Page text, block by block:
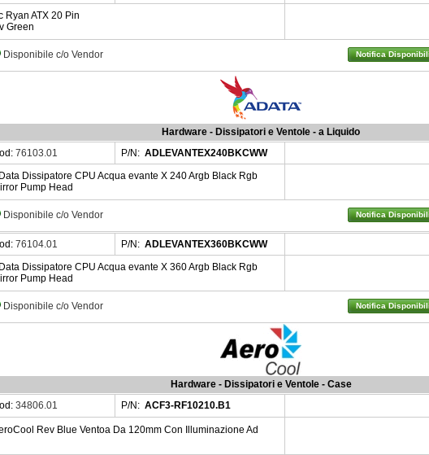
Ryan ATX 20 Pin
Green
Disponibile c/o Vendor
Notifica
Hardware - Dissipatori e Ventole - a Liquido
76103.01 P/N: ADLEVANTEX240BKCWW
Dissipatore CPU Acqua evante X 240 Argb Black Rgb
Pump Head
Disponibile c/o Vendor
Notifica
76104.01 P/N: ADLEVANTEX360BKCWW
Dissipatore CPU Acqua evante X 360 Argb Black Rgb
Pump Head
Disponibile c/o Vendor
Notifica
Hardware - Dissipatori e Ventole - Case
34806.01 P/N: ACF3-RF10210.B1
Rev Blue Ventoa Da 120mm Con Illuminazione Ad